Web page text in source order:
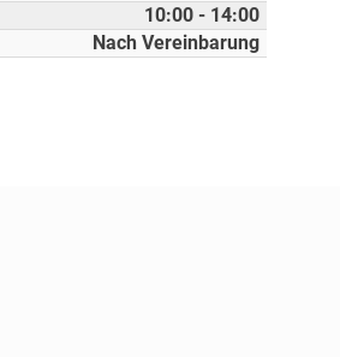
10:00 - 14:00
Nach Vereinbarung